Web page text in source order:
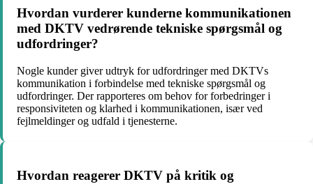
Hvordan vurderer kunderne kommunikationen
med DKTV vedrørende tekniske spørgsmål og
udfordringer?
Nogle kunder giver udtryk for udfordringer med DKTVs
kommunikation i forbindelse med tekniske spørgsmål og
udfordringer. Der rapporteres om behov for forbedringer i
responsiviteten og klarhed i kommunikationen, især ved
fejlmeldinger og udfald i tjenesterne.
Hvordan reagerer DKTV på kritik og